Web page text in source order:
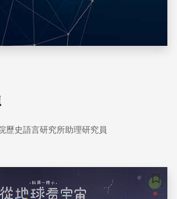
歷史語言研究所助理研究員
儲存